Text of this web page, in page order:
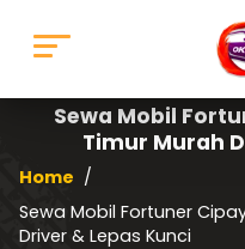
Sewa Mobil
Timur Murah
Home /
Sewa Mobil Fortuner
Driver & Lepas Kunci